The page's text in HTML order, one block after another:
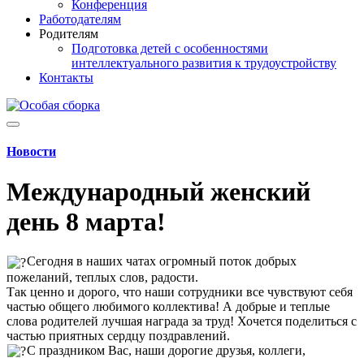
Конференция
Работодателям
Родителям
Подготовка детей с особенностями
интеллектуального развития к трудоустройству
Контакты
Новости
Международный женский
день 8 марта!
Сегодня в наших чатах огромный поток добрых
пожеланий, теплых слов, радости.
Так ценно и дорого, что наши сотрудники все чувствуют себя
частью общего любимого коллектива! А добрые и теплые
слова родителей лучшая награда за труд! Хочется поделиться с
частью приятных сердцу поздравлений.
С праздником Вас, наши дорогие друзья, коллеги,